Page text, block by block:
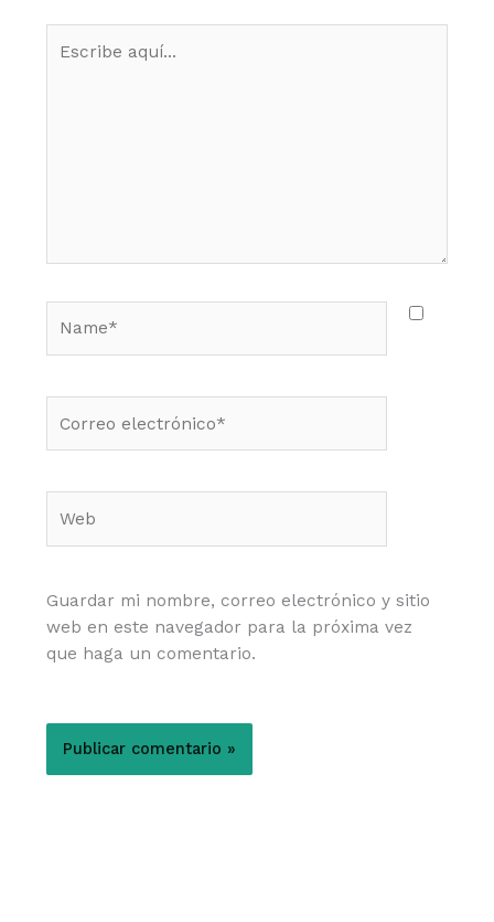
aquí...
electrónico*
Guardar mi nombre, correo electrónico y sitio
web en este navegador para la próxima vez
que haga un comentario.